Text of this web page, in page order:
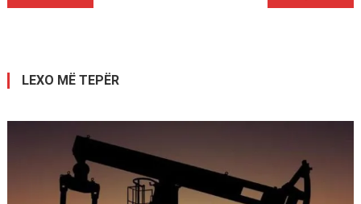
LEXO MË TEPËR